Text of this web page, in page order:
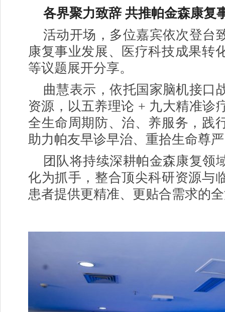
各界聚力致辞 共推帕金森康复
活动开场，多位嘉宾依次登台
康复事业发展、医疗科技成果转
等议题展开分享。
曲慧表示，依托国家脑机接口
资源，以五养理论 + 九大精准诊
全生命周期防、治、养服务，践
助力帕友早诊早治、重拾生命尊
团队将持续深耕帕金森康复领
化为抓手，整合顶尖科研资源与
患者提供更精准、更贴合需求的